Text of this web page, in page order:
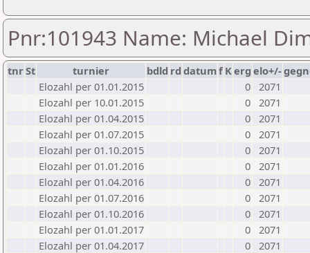
Pnr:101943 Name: Michael
tnrSt turnier bdld rd datumf Kerg elo+/-
Elozahl per 01.01.2015
0 2071
Elozahl per 10.01.2015
0 2071
Elozahl per 01.04.2015
0 2071
Elozahl per 01.07.2015
0 2071
Elozahl per 01.10.2015
0 2071
Elozahl per 01.01.2016
0 2071
Elozahl per 01.04.2016
0 2071
Elozahl per 01.07.2016
0 2071
Elozahl per 01.10.2016
0 2071
Elozahl per 01.01.2017
0 2071
Elozahl per 01.04.2017
0 2071